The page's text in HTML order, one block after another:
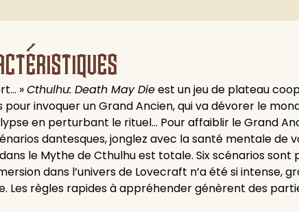
»Cthulhu: Death May Dieest un jeu de plateau
pour invoquer un Grand Ancien, qui va dévorer le
en perturbant le rituel… Pour affaiblir le Grand
dantesques, jonglez avec la santé mentale de
le Mythe de Cthulhu est totale. Six scénarios
dans l’univers de Lovecraft n’a été si intense,
Les règles rapides à appréhender génèrent des